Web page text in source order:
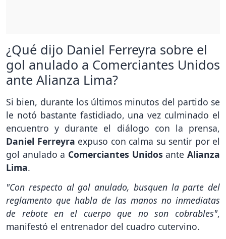
¿Qué dijo Daniel Ferreyra sobre el
gol anulado a Comerciantes Unidos
ante Alianza Lima?
Si bien, durante los últimos minutos del partido se
le notó bastante fastidiado, una vez culminado el
encuentro y durante el diálogo con la prensa,
Daniel Ferreyra expuso con calma su sentir por el
gol anulado a Comerciantes Unidos anteAlianza
Lima.
"Con respecto al gol anulado, busquen la parte del
reglamento que habla de las manos no inmediatas
de rebote en el cuerpo que no son cobrables",
manifestó el entrenador del cuadro cutervino.